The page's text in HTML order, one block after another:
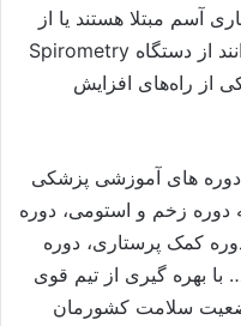
آسم مبتلا هستند یا از
مشکلات تنفسی رنج می‌برند، می‌توانند از دستگاه Spirometry
از راه‌های افزایش
دوره های آموزشی پزشکی
دوره زخم و استومی، دوره
کمک پرستاری، دوره
با بهره گیری از تیم قوی
سلامت کشورمان